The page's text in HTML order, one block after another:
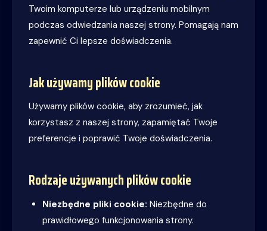
Twoim komputerze lub urządzeniu mobilnym
podczas odwiedzania naszej strony. Pomagają nam
zapewnić Ci lepsze doświadczenia.
Jak używamy plików cookie
Używamy plików cookie, aby zrozumieć, jak
korzystasz z naszej strony, zapamiętać Twoje
preferencje i poprawić Twoje doświadczenia.
Rodzaje używanych plików cookie
Niezbędne pliki cookie: Niezbędne do
prawidłowego funkcjonowania strony.